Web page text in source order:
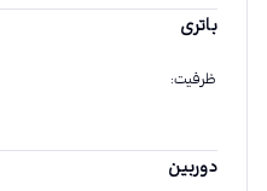
باتری
ظرفیت:
دوربین